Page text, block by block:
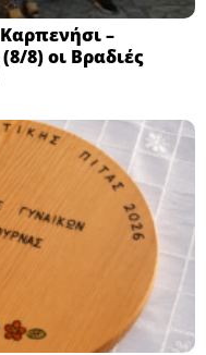
–
8) οι Βραδιές